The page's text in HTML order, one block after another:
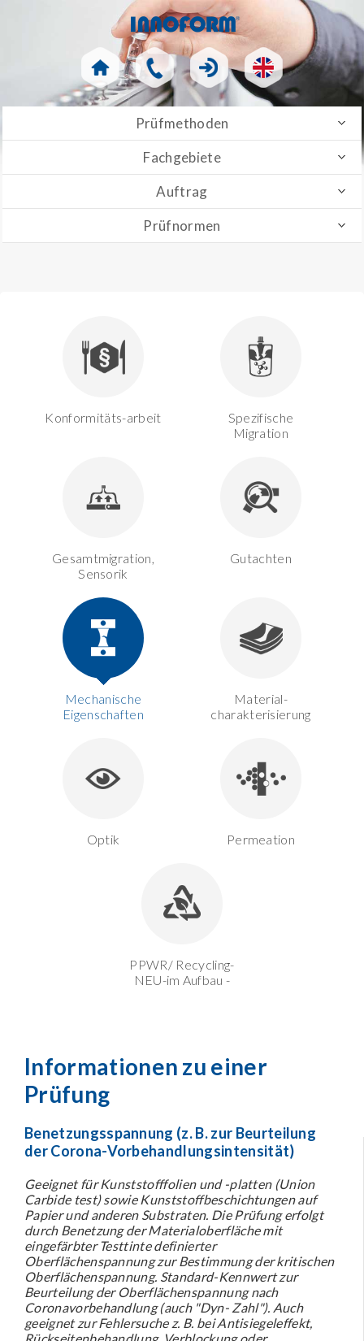
Prüfmethoden
Fachgebiete
Auftrag
Prüfnormen
Konformitäts-arbeit
Spezifische
Migration
Gesamtmigration,
Sensorik
Gutachten
Mechanische
Eigenschaften
Material-
charakterisierung
Optik Permeation
PPWR/ Recycling-
NEU-im Aufbau -
Informationen zu einer
Prüfung
Benetzungsspannung (z. B. zur Beurteilung
der Corona-Vorbehandlungsintensität)
Geeignet für Kunststofffolien und -platten (Union
Carbide test) sowie Kunststoffbeschichtungen auf
Papier und anderen Substraten. Die Prüfung erfolgt
durch Benetzung der Materialoberfläche mit
eingefärbter Testtinte definierter
Oberflächenspannung zur Bestimmung der kritischen
Oberflächenspannung. Standard-Kennwert zur
Beurteilung der Oberflächenspannung nach
Coronavorbehandlung (auch "Dyn- Zahl"). Auch
geeignet zur Fehlersuche z. B. bei Antisiegeleffekt,